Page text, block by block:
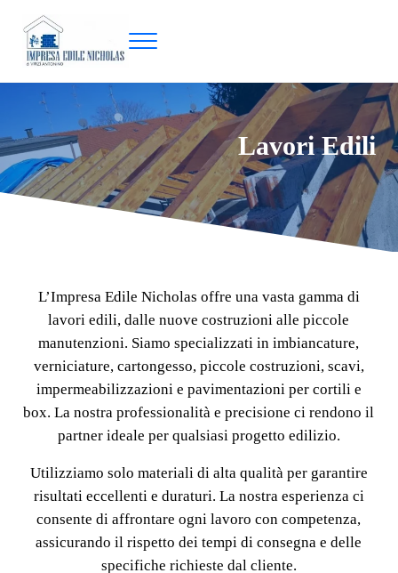
Impresa Edile Nicholas
Menu
Lavori Edili
L’Impresa Edile Nicholas offre una vasta gamma di
lavori edili, dalle nuove costruzioni alle piccole
manutenzioni. Siamo specializzati in imbiancature,
verniciature, cartongesso, piccole costruzioni, scavi,
impermeabilizzazioni e pavimentazioni per cortili e
box. La nostra professionalità e precisione ci rendono il
partner ideale per qualsiasi progetto edilizio.
Utilizziamo solo materiali di alta qualità per garantire
risultati eccellenti e duraturi. La nostra esperienza ci
consente di affrontare ogni lavoro con competenza,
assicurando il rispetto dei tempi di consegna e delle
specifiche richieste dal cliente.